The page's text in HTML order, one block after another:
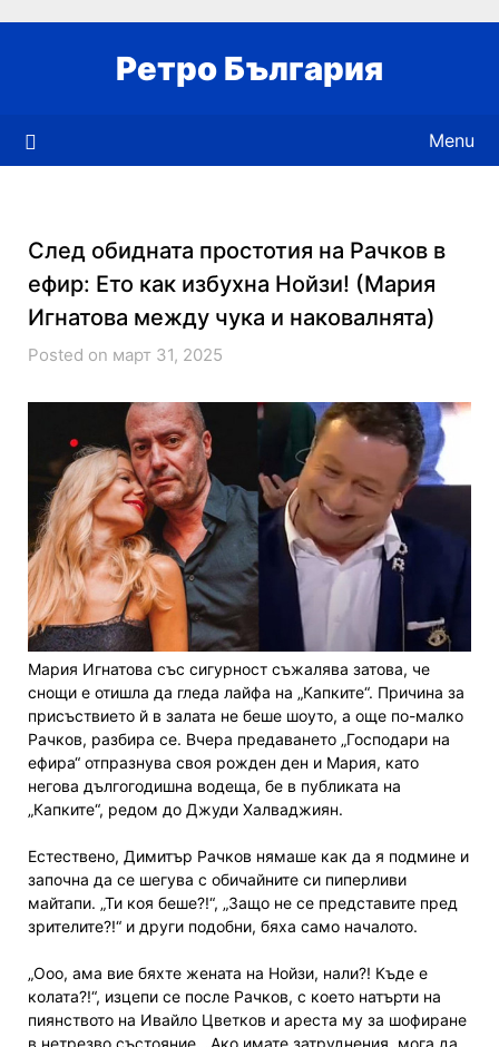
Ретро България
Menu
След обидната простотия на Рачков в
ефир: Ето как избухна Нойзи! (Мария
Игнатова между чука и наковалнята)
Posted on март 31, 2025
Мария Игнатова със сигурност съжалява затова, че
снощи е отишла да гледа лайфа на „Капките“. Причина за
присъствието й в залата не беше шоуто, а още по-малко
Рачков, разбира се. Вчера предаването „Господари на
ефира“ отпразнува своя рожден ден и Мария, като
негова дългогодишна водеща, бе в публиката на
„Капките“, редом до Джуди Халваджиян.
Естествено, Димитър Рачков нямаше как да я подмине и
започна да се шегува с обичайните си пиперливи
майтапи. „Ти коя беше?!“, „Защо не се представите пред
зрителите?!“ и други подобни, бяха само началото.
„Ооо, ама вие бяхте жената на Нойзи, нали?! Къде е
колата?!“, изцепи се после Рачков, с което натърти на
пиянството на Ивайло Цветков и ареста му за шофиране
в нетрезво състояние. „Ако имате затруднения, мога да